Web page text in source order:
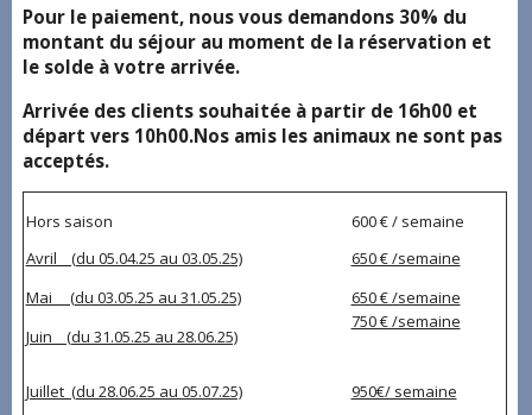
Pour le paiement, nous vous demandons 30% du
montant du séjour au moment de la réservation et
le solde à votre arrivée.
Arrivée des clients souhaitée à partir de 16h00 et
départ vers 10h00.Nos amis les animaux ne sont pas
acceptés.
Hors saison
Avril (du 05.04.25 au 03.05.25)
600 € / semaine
650 € /semaine
Mai (du 03.05.25 au 31.05.25)
650 € /semaine
Juin (du 31.05.25 au 28.06.25)
750 € /semaine
Juillet (du 28.06.25 au 05.07.25)
950€/ semaine